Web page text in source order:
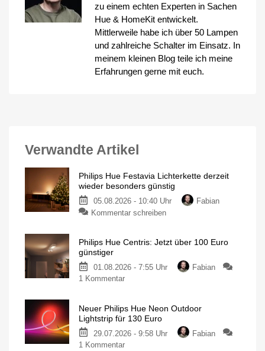
zu einem echten Experten in Sachen
Hue & HomeKit entwickelt.
Mittlerweile habe ich über 50 Lampen
und zahlreiche Schalter im Einsatz. In
meinem kleinen Blog teile ich meine
Erfahrungen gerne mit euch.
Verwandte Artikel
Philips Hue Festavia Lichterkette derzeit
wieder besonders günstig
05.08.2026 - 10:40 Uhr
Fabian
Kommentar schreibenzu
Festavia
derzeit
LEDs
Philips Hue Centris: Jetzt über 100 Euro
günstiger
01.08.2026 - 7:55 Uhr
Fabian
1 Kommentarzu
Centris:
Jetzt
über
100
Neuer Philips Hue Neon Outdoor
Lightstrip für 130 Euro
29.07.2026 - 9:58 Uhr
Fabian
1 Kommentarzu